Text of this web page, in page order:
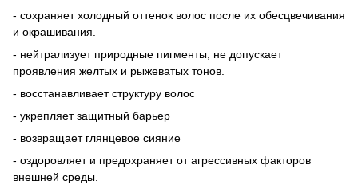
- сохраняет холодный оттенок волос после их обесцвечивания
и окрашивания.
- нейтрализует природные пигменты, не допускает
проявления желтых и рыжеватых тонов.
- восстанавливает структуру волос
- укрепляет защитный барьер
- возвращает глянцевое сияние
- оздоровляет и предохраняет от агрессивных факторов
внешней среды.